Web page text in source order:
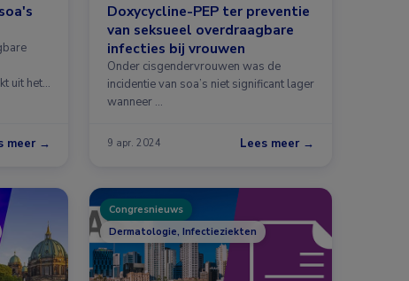
uit het
meer →
Doxycycline-PEP ter preventie
van seksueel overdraagbare
infecties bij vrouwen
Onder cisgendervrouwen was de
incidentie van soa’s niet significant lager
wanneer …
9 apr. 2024 Lees meer →
Congresnieuws
Dermatologie, Infectieziekten